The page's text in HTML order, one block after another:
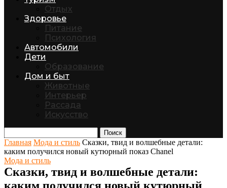
Отдых
Здоровье
Питание
Психология
Автомобили
Дети
Образование
Дом и быт
Животные
Интерьер
Рассада
Искусство
Поиск
Главная Мода и стиль Сказки, твид и волшебные детали:
каким получился новый кутюрный показ Chanel
Мода и стиль
Сказки, твид и волшебные детали: